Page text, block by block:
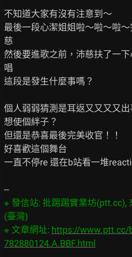
不知道大家有沒有注意到～
最後一段心潔姐姐啦～啦～啦
慈
然後要進歌之前，沛慈扶了一
唱
這段是發生什麼事嗎？
個人弱弱猜測是耳返又又又又出
想使個絆子？
但還是恭喜最後完美收官！！
好喜歡這個舞台
一直不停re 還在b站看一堆
※ 發信站: 批踢踢實業坊(ptt.cc),
(臺灣)
※ 文章網址: https://www.ptt.cc/
782880124.A.BBF.html